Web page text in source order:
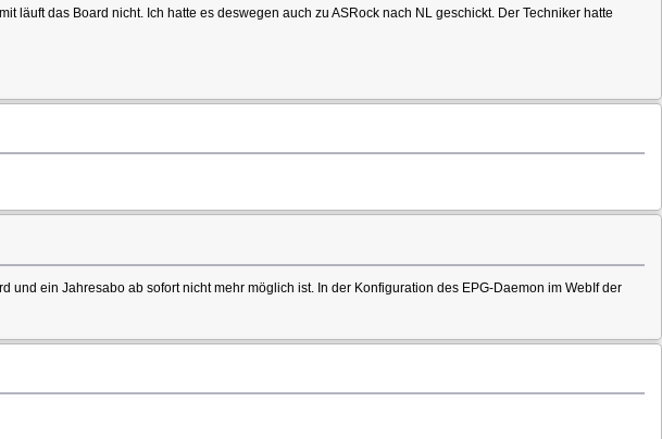
läuft das Board nicht. Ich hatte es deswegen auch zu ASRock nach NL geschickt. Der Techniker hatte
ein Jahresabo ab sofort nicht mehr möglich ist. In der Konfiguration des EPG-Daemon im WebIf der